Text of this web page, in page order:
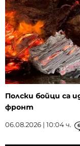
Полски бойци са
фронт
06.08.2026 | 10:04 ч.